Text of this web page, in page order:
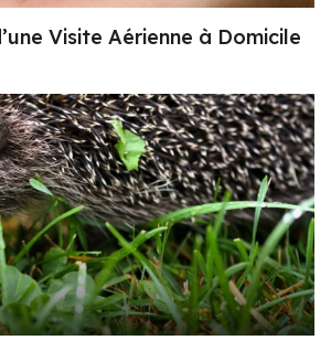
Visite Aérienne à Domicile